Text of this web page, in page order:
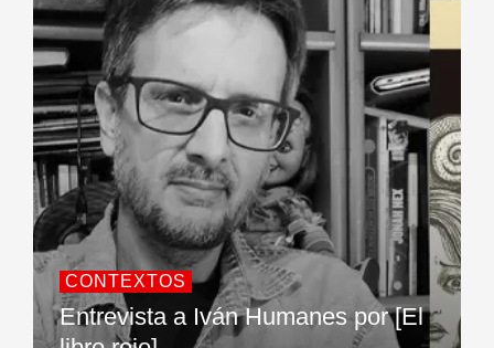
CONTEXTOS
Entrevista a Iván Humanes por [El